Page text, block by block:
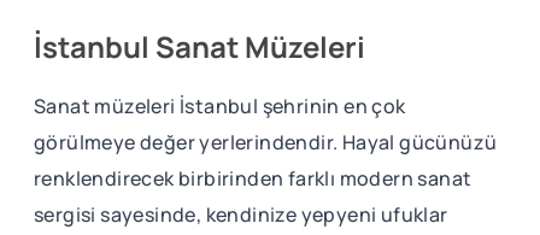
İstanbul Sanat Müzeleri
Sanat müzeleri İstanbul şehrinin en çok
görülmeye değer yerlerindendir. Hayal gücünüzü
renklendirecek birbirinden farklı modern sanat
sergisi sayesinde, kendinize yepyeni ufuklar